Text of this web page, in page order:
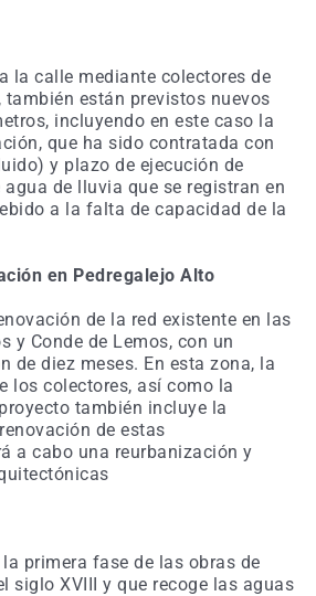
la calle mediante colectores de
están previstos nuevos
incluyendo en este caso la
que ha sido contratada con
y plazo de ejecución de
de lluvia que se registran en
a la falta de capacidad de la
en Pedregalejo Alto
de la red existente en las
y Conde de Lemos, con un
de diez meses. En esta zona, la
los colectores, así como la
también incluye la
de estas
a cabo una reurbanización y
primera fase de las obras de
siglo XVIII y que recoge las aguas